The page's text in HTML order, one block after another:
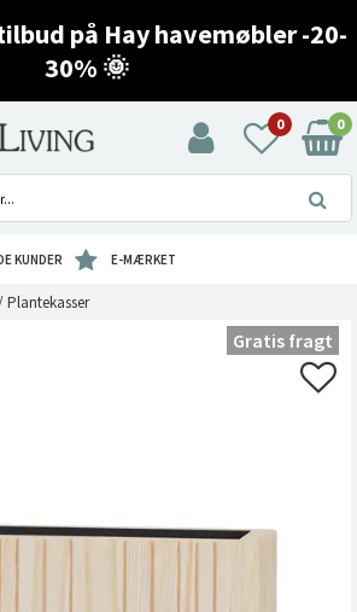
på Hay havemøbler -20-
30% 🌞
0 0
KUNDER E-MÆRKET
Gratis fragt